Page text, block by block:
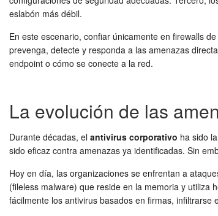
eslabón más débil.
En este escenario, confiar únicamente en firewalls
prevenga, detecte y responda a las amenazas
endpoint o cómo se conecte a la red.
La evolución de las
Durante décadas, el antivirus corporativo ha sido
sido eficaz contra amenazas ya identificadas. Sin
Hoy en día, las organizaciones se enfrentan a
(fileless malware) que reside en la memoria y utiliza
fácilmente los antivirus basados en firmas,